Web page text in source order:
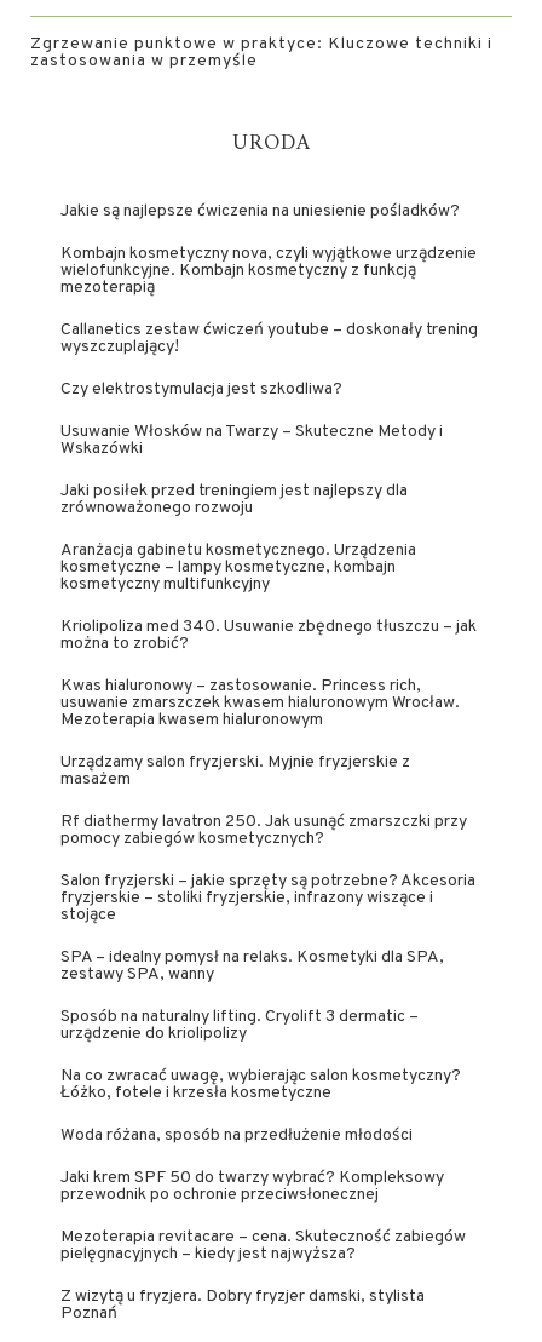
Zgrzewanie punktowe w praktyce: Kluczowe techniki i
zastosowania w przemyśle
URODA
Jakie są najlepsze ćwiczenia na uniesienie pośladków?
Kombajn kosmetyczny nova, czyli wyjątkowe urządzenie
wielofunkcyjne. Kombajn kosmetyczny z funkcją
mezoterapią
Callanetics zestaw ćwiczeń youtube – doskonały trening
wyszczuplający!
Czy elektrostymulacja jest szkodliwa?
Usuwanie Włosków na Twarzy – Skuteczne Metody i
Wskazówki
Jaki posiłek przed treningiem jest najlepszy dla
zrównoważonego rozwoju
Aranżacja gabinetu kosmetycznego. Urządzenia
kosmetyczne – lampy kosmetyczne, kombajn
kosmetyczny multifunkcyjny
Kriolipoliza med 340. Usuwanie zbędnego tłuszczu – jak
można to zrobić?
Kwas hialuronowy – zastosowanie. Princess rich,
usuwanie zmarszczek kwasem hialuronowym Wrocław.
Mezoterapia kwasem hialuronowym
Urządzamy salon fryzjerski. Myjnie fryzjerskie z
masażem
Rf diathermy lavatron 250. Jak usunąć zmarszczki przy
pomocy zabiegów kosmetycznych?
Salon fryzjerski – jakie sprzęty są potrzebne? Akcesoria
fryzjerskie – stoliki fryzjerskie, infrazony wiszące i
stojące
SPA – idealny pomysł na relaks. Kosmetyki dla SPA,
zestawy SPA, wanny
Sposób na naturalny lifting. Cryolift 3 dermatic –
urządzenie do kriolipolizy
Na co zwracać uwagę, wybierając salon kosmetyczny?
Łóżko, fotele i krzesła kosmetyczne
Woda różana, sposób na przedłużenie młodości
Jaki krem SPF 50 do twarzy wybrać? Kompleksowy
przewodnik po ochronie przeciwsłonecznej
Mezoterapia revitacare – cena. Skuteczność zabiegów
pielęgnacyjnych – kiedy jest najwyższa?
Z wizytą u fryzjera. Dobry fryzjer damski, stylista
Poznań